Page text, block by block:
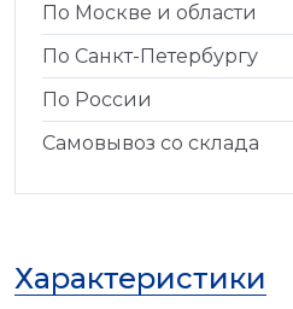
По Москве и области
По Санкт-Петербургу
По России
Самовывоз со склада
Характеристики